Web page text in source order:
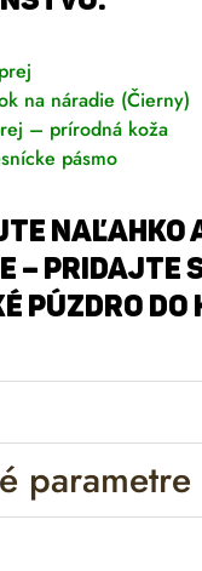
na náradie (Čierny)
– prírodná koža
pásmo
naľahko
– pridajte
púzdro do
parametre